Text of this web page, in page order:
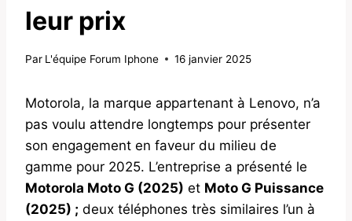
leur prix
Par L'équipe Forum Iphone 16 janvier 2025
Motorola, la marque appartenant à Lenovo, n’a
pas voulu attendre longtemps pour présenter
son engagement en faveur du milieu de
gamme pour 2025. L’entreprise a présenté le
Motorola Moto G (2025) et Moto G Puissance
(2025) ; deux téléphones très similaires l’un à